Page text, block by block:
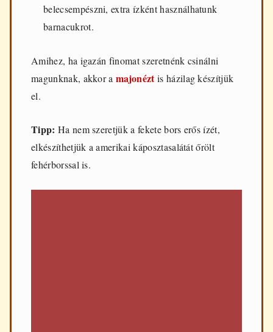
belecsempészni, extra ízként használhatunk
barnacukrot.
Amihez, ha igazán finomat szeretnénk csinálni
magunknak, akkor amajonéztis házilag készítjük
el.
Tipp: Ha nem szeretjük a fekete bors erős ízét,
elkészíthetjük a amerikai káposztasalátát őrölt
fehérborssal is.